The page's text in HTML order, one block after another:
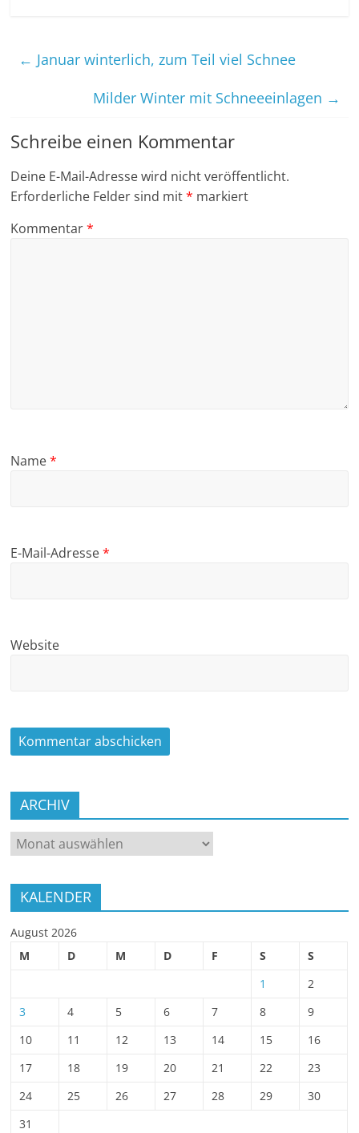
← Januar winterlich, zum Teil viel Schnee
Milder Winter mit Schneeeinlagen →
Schreibe einen Kommentar
Deine E-Mail-Adresse wird nicht veröffentlicht.
Erforderliche Felder sind mit* markiert
Kommentar*
Name*
E-Mail-Adresse*
Website
ARCHIV
ARCHIV
KALENDER
August 2026
M
D M D F S
S
1
2
3
4 5 6 7 8
9
10
11 12 13 14 15
16
17
18 19 20 21 22
23
24
25 26 27 28 29
30
31